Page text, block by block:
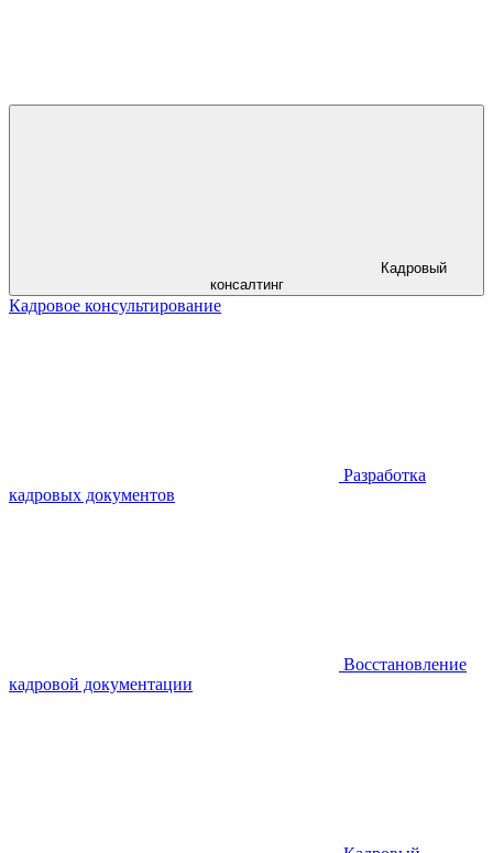
консалтинг
Кадровое консультирование
Разработка
кадровых документов
Восстановление
кадровой документации